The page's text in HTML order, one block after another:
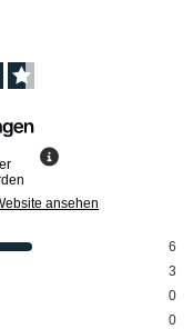
ansehen
6
3
0
0